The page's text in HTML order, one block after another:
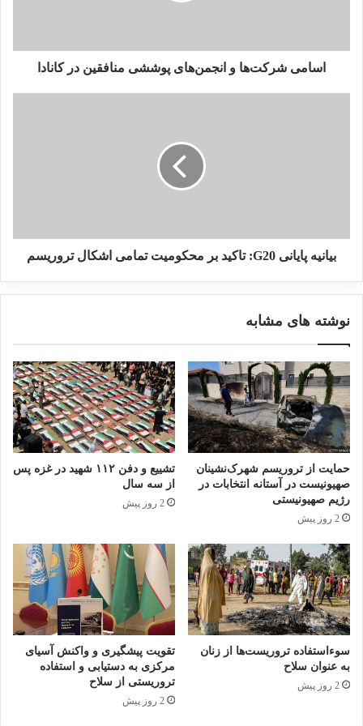
کانادا را به کشور خود بازنگردانده و تنها تعداد انگشت
شماری از زنان و کودکان را به کشورشان بازگردانده
فیل گورسکی ، افسر سابق اطلاعاتی کانادایی در این
باره اظهار داشت، من مطمئن هستم که برخی از افراد
ایده افراط گرایی را رها کرده اند. اما این به معنای
رهایی از افراط گرایی نیست.
شاهد مثال وی نیز یک زن کانادایی هوادار داعش بود که
پس از تلاش ناکام برای پیوستن به داعش در سال
2017، به یک منطقه تجاری در تورنتو رفته و با چاقو و
چوب گلف به مردم حمله کرد که البته تلفاتی در پی
نداشت.
از نظر گورسکی در مواردی مشابه آن زن، انگیزه
واضح است: اگر در آنجا نتوانم انجام دهم در انیجا انجام
می دهم.
اسامی شرکت‌ها و انجمن‌های پوششی منافقین در کانادا
بیانیه پایانی G20: تاکید بر محکومیت تمامی اشکال تروریسم
نوشته های مشابه
حمایت از تروریسم شهرک‌نشینان
صهیونیست در آستانه انتخابات در
رژیم صهیونیستی
2 روز پیش
تشییع و دفن ۱۱۲ شهید در غزه پس
از سه سال
2 روز پیش
سوءاستفاده تروریست‌ها از زنان
به عنوان سلاح
2 روز پیش
تقویت پیشگیری و واکنش آسیای
مرکزی به دستیابی و استفاده
تروریستی از سلاح
2 روز پیش